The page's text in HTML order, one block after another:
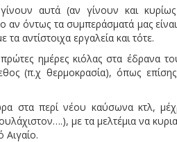
αυτά (αν γίνουν και
αν όντως τα συμπεράσματά μας
αντίστοιχα εργαλεία και τότε.
ημέρες κιόλας στα έδρανα
(π.χ θερμοκρασία), όπως
στα περί νέου καύσωνα κτλ,
με τα μελτέμια να
Αιγαίο.